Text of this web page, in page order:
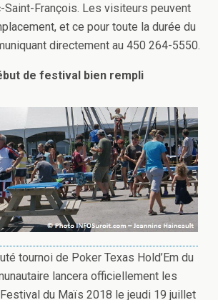
Saint-François. Les visiteurs peuvent
et ce pour toute la durée du
directement au 450 264-5550.
de festival bien rempli
tournoi de Poker Texas Hold’Em du
lancera officiellement les
du Maïs 2018 le jeudi 19 juillet